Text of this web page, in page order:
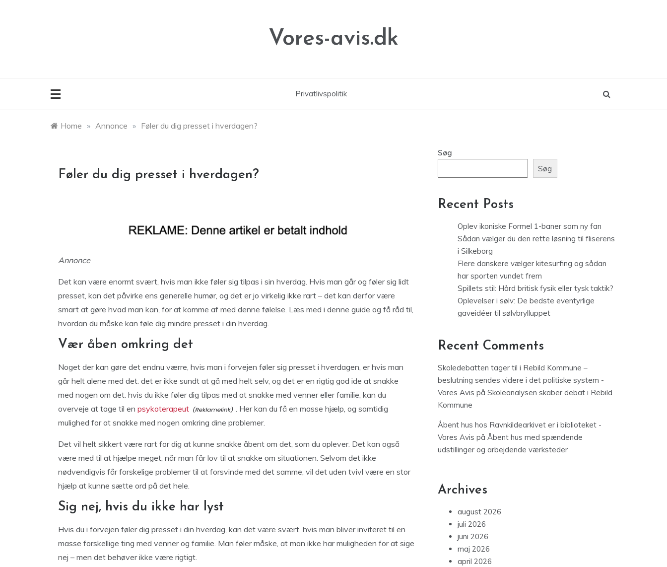
Vores-avis.dk
Privatlivspolitik
Home » Annonce » Føler du dig presset i hverdagen?
Føler du dig presset i hverdagen?
Annonce
Det kan være enormt svært, hvis man ikke føler sig tilpas i sin hverdag. Hvis man går og føler sig lidt
presset, kan det påvirke ens generelle humør, og det er jo virkelig ikke rart – det kan derfor være
smart at gøre hvad man kan, for at komme af med denne følelse. Læs med i denne guide og få råd til,
hvordan du måske kan føle dig mindre presset i din hverdag.
Vær åben omkring det
Noget der kan gøre det endnu værre, hvis man i forvejen føler sig presset i hverdagen, er hvis man
går helt alene med det. det er ikke sundt at gå med helt selv, og det er en rigtig god ide at snakke
med nogen om det. hvis du ikke føler dig tilpas med at snakke med venner eller familie, kan du
overveje at tage til en psykoterapeut
. Her kan du få en masse hjælp, og samtidig
mulighed for at snakke med nogen omkring dine problemer.
Det vil helt sikkert være rart for dig at kunne snakke åbent om det, som du oplever. Det kan også
være med til at hjælpe meget, når man får lov til at snakke om situationen. Selvom det ikke
nødvendigvis får forskelige problemer til at forsvinde med det samme, vil det uden tvivl være en stor
hjælp at kunne sætte ord på det hele.
Sig nej, hvis du ikke har lyst
Hvis du i forvejen føler dig presset i din hverdag, kan det være svært, hvis man bliver inviteret til en
masse forskellige ting med venner og familie. Man føler måske, at man ikke har muligheden for at sige
nej – men det behøver ikke være rigtigt.
Søg
Søg
Recent Posts
Oplev ikoniske Formel 1-baner som ny fan
Sådan vælger du den rette løsning til fliserens
i Silkeborg
Flere danskere vælger kitesurfing og sådan
har sporten vundet frem
Spillets stil: Hård britisk fysik eller tysk taktik?
Oplevelser i sølv: De bedste eventyrlige
gaveidéer til sølvbrylluppet
Recent Comments
Skoledebatten tager til i Rebild Kommune –
beslutning sendes videre i det politiske system -
Vores Avis på Skoleanalysen skaber debat i Rebild
Kommune
Åbent hus hos Ravnkildearkivet er i biblioteket -
Vores Avis på Åbent hus med spændende
udstillinger og arbejdende værksteder
Archives
august 2026
juli 2026
juni 2026
maj 2026
april 2026